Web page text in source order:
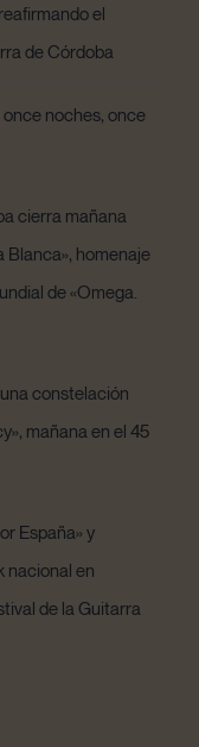
el
de Córdoba
noches, once
cierra mañana
Blanca», homenaje
de «Omega.
constelación
mañana en el 45
España» y
nacional en
de la Guitarra